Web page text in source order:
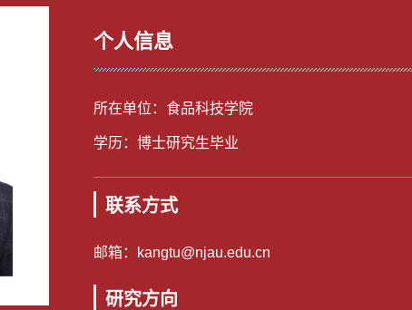
个人信息
所在单位：食品科技学院
学历：博士研究生毕业
联系方式
邮箱： kangtu@njau.edu.cn
研究方向